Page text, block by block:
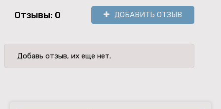
Отзывы: 0 ДОБАВИТЬ ОТЗЫВ
Добавь отзыв, их еще нет.